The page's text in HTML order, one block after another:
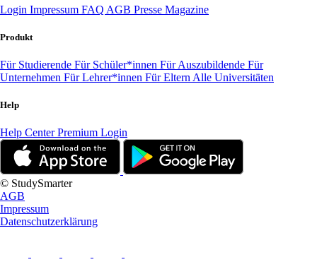
Login Impressum FAQ AGB Presse Magazine
Produkt
Für Studierende Für Schüler*innen Für Auszubildende Für
Unternehmen Für Lehrer*innen Für Eltern Alle Universitäten
Help
Help CenterPremium Login
© StudySmarter
AGB
Impressum
Datenschutzerklärung